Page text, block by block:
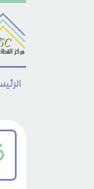
to main content